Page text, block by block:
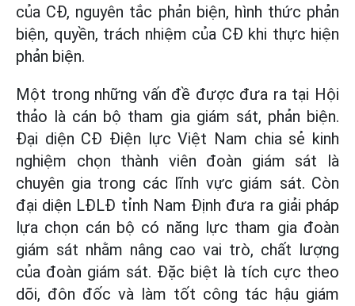
của CĐ, nguyên tắc phản biện, hình thức phản
biện, quyền, trách nhiệm của CĐ khi thực hiện
phản biện.
Một trong những vấn đề được đưa ra tại Hội
thảo là cán bộ tham gia giám sát, phản biện.
Đại diện CĐ Điện lực Việt Nam chia sẻ kinh
nghiệm chọn thành viên đoàn giám sát là
chuyên gia trong các lĩnh vực giám sát. Còn
đại diện LĐLĐ tỉnh Nam Định đưa ra giải pháp
lựa chọn cán bộ có năng lực tham gia đoàn
giám sát nhằm nâng cao vai trò, chất lượng
của đoàn giám sát. Đặc biệt là tích cực theo
dõi, đôn đốc và làm tốt công tác hậu giám